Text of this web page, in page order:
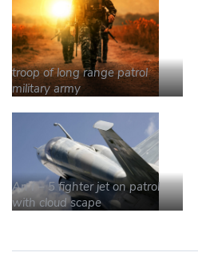
troop of long range patrol
military army
An f – 5 fighter jet on patrol
with cloud scape